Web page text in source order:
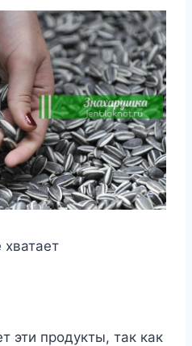
эти продукты, так как